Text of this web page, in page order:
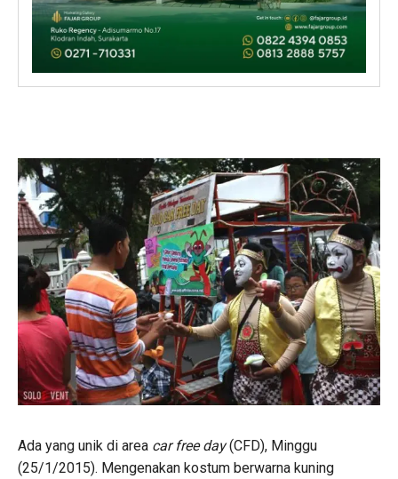
Ada yang unik di area car free day(CFD), Minggu
(25/1/2015). Mengenakan kostum berwarna kuning